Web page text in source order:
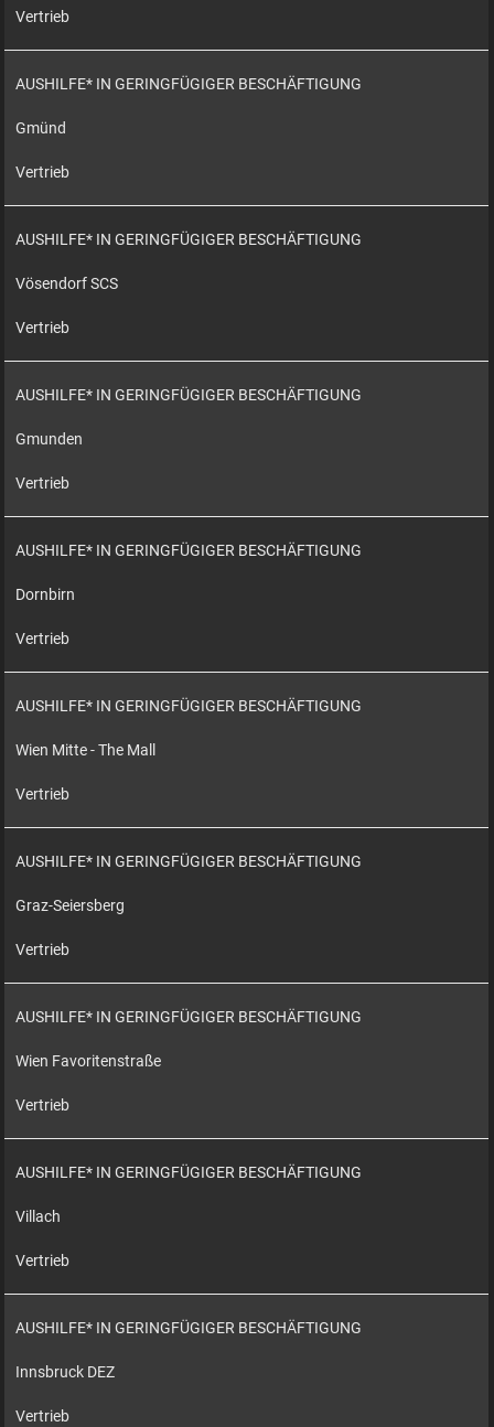
Vertrieb
AUSHILFE* IN GERINGFÜGIGER BESCHÄFTIGUNG
Gmünd
Vertrieb
AUSHILFE* IN GERINGFÜGIGER BESCHÄFTIGUNG
Vösendorf SCS
Vertrieb
AUSHILFE* IN GERINGFÜGIGER BESCHÄFTIGUNG
Gmunden
Vertrieb
AUSHILFE* IN GERINGFÜGIGER BESCHÄFTIGUNG
Dornbirn
Vertrieb
AUSHILFE* IN GERINGFÜGIGER BESCHÄFTIGUNG
Wien Mitte - The Mall
Vertrieb
AUSHILFE* IN GERINGFÜGIGER BESCHÄFTIGUNG
Graz-Seiersberg
Vertrieb
AUSHILFE* IN GERINGFÜGIGER BESCHÄFTIGUNG
Wien Favoritenstraße
Vertrieb
AUSHILFE* IN GERINGFÜGIGER BESCHÄFTIGUNG
Villach
Vertrieb
AUSHILFE* IN GERINGFÜGIGER BESCHÄFTIGUNG
Innsbruck DEZ
Vertrieb